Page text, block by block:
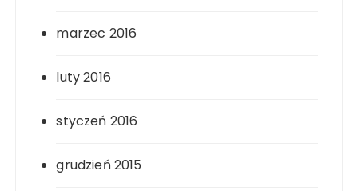
marzec 2016
luty 2016
styczeń 2016
grudzień 2015